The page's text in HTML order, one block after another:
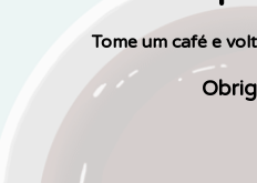
Tome um café e